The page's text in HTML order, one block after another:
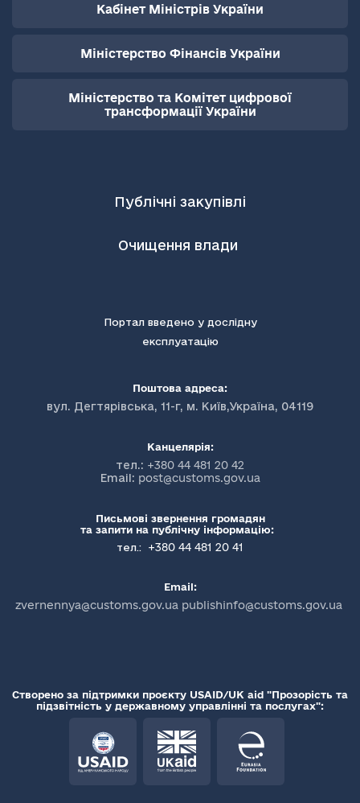
Кабінет Міністрів України
Міністерство Фінансів України
Міністерство та Комітет цифрової
трансформації України
Публічні закупівлі
Очищення влади
Портал введено у дослідну
експлуатацію
Поштова адреса:
вул. Дегтярівська, 11-г, м. Київ,Україна, 04119
Канцелярія:
тел.: +380 44 481 20 42
Email: post@customs.gov.ua
Письмові звернення громадян
та запити на публічну інформацію:
тел.:
+380 44 481 20 41
Email:
zvernennya@customs.gov.ua publishinfo@customs.gov.ua
Створено за підтримки проєкту USAID/UK aid "Прозорість та
підзвітність у державному управлінні та послугах":